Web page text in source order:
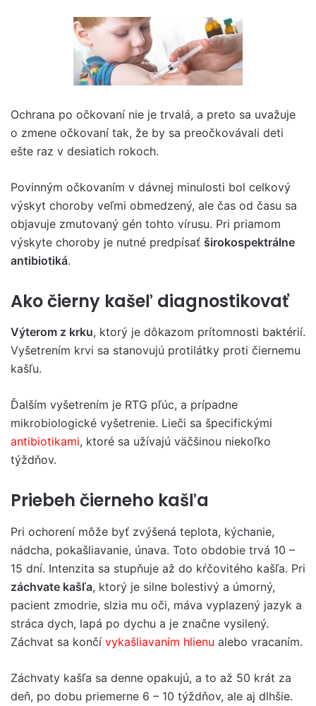
Ochrana po očkovaní nie je trvalá, a preto sa uvažuje
o zmene očkovaní tak, že by sa preočkovávali deti
ešte raz v desiatich rokoch.
Povinným očkovaním v dávnej minulosti bol celkový
výskyt choroby veľmi obmedzený, ale čas od času sa
objavuje zmutovaný gén tohto vírusu. Pri priamom
výskyte choroby je nutné predpísať širokospektrálne
antibiotiká.
Ako čierny kašeľ diagnostikovať
Výterom z krku, ktorý je dôkazom prítomnosti baktérií.
Vyšetrením krvi sa stanovujú protilátky proti čiernemu
kašľu.
Ďalším vyšetrením je RTG pľúc, a prípadne
mikrobiologické vyšetrenie. Lieči sa špecifickými
antibiotikami, ktoré sa užívajú väčšinou niekoľko
týždňov.
Priebeh čierneho kašľa
Pri ochorení môže byť zvýšená teplota, kýchanie,
nádcha, pokašliavanie, únava. Toto obdobie trvá 10 –
15 dní. Intenzita sa stupňuje až do kŕčovitého kašľa. Pri
záchvate kašľa, ktorý je silne bolestivý a úmorný,
pacient zmodrie, slzia mu oči, máva vyplazený jazyk a
stráca dych, lapá po dychu a je značne vysilený.
Záchvat sa končí vykašliavaním hlienu alebo vracaním.
Záchvaty kašľa sa denne opakujú, a to až 50 krát za
deň, po dobu priemerne 6 – 10 týždňov, ale aj dlhšie.